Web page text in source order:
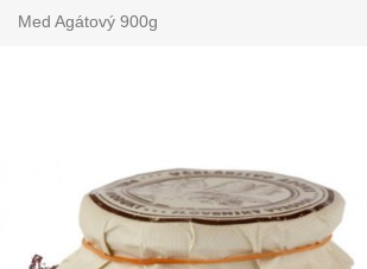
Med Agátový 900g